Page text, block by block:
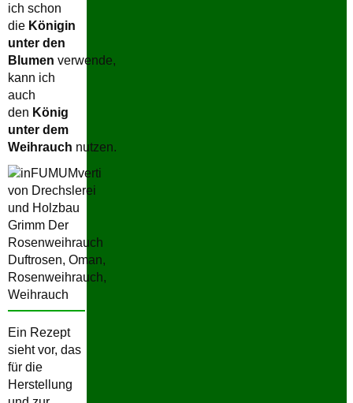
ich schon
die Königin
unter den
Blumen verwende,
kann ich
auch
den König
unter dem
Weihrauch nutzen.
Ein Rezept
sieht vor, das
für die
Herstellung